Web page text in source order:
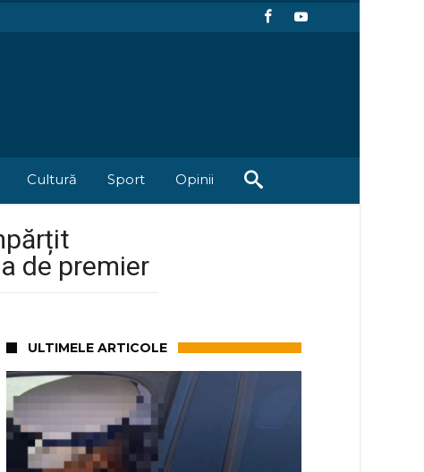
Cultură Sport Opinii
de premier
ULTIMELE ARTICOLE